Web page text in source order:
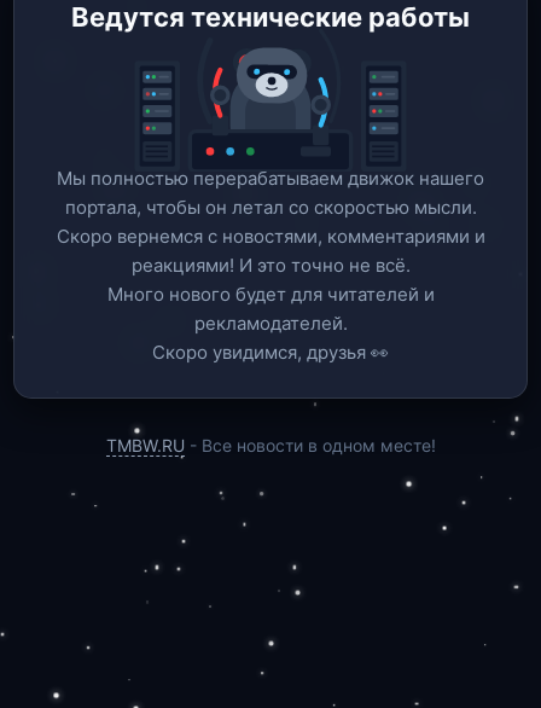
Ведутся технические работы
Мы полностью перерабатываем движок нашего
портала, чтобы он летал со скоростью мысли.
Скоро вернемся c новостями, комментариями и
реакциями! И это точно не всё.
Много нового будет для читателей и
рекламодателей.
Скоро увидимся, друзья 👀
TMBW.RU - Все новости в одном месте!